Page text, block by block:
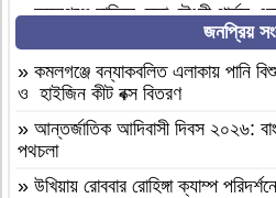
»কমলগঞ্জে হাবিবুন নেছা চৌধুরী গার্লস
»আসামীরা জামিনে মুক্ত; মামলা
ধামকিকমলগঞ্জে বহুল আলোচিত স্কুল
»
কমলগঞ্জে নিরাপদ সড়ক চাই এর
» শোক সংবাদ॥ রসমোহন সিংহ ॥
ফ্যাসিবাদবিরোধী সমন্বিত শক্তির ফল
জনপ্রিয়
» কমলগঞ্জে বন্যাকবলিত এলাকায় পানি
ও হাইজিন কীট বক্স বিতরণ
» আন্তর্জাতিক আদিবাসী দিবস ২০২৬:
পথচলা
» উখিয়ায় রোববার রোহিঙ্গা ক্যাম্প